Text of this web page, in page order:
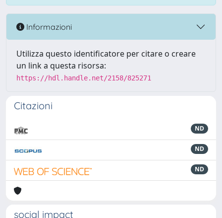
Informazioni
Utilizza questo identificatore per citare o creare
un link a questa risorsa:
https://hdl.handle.net/2158/825271
Citazioni
ND
ND
ND
social impact